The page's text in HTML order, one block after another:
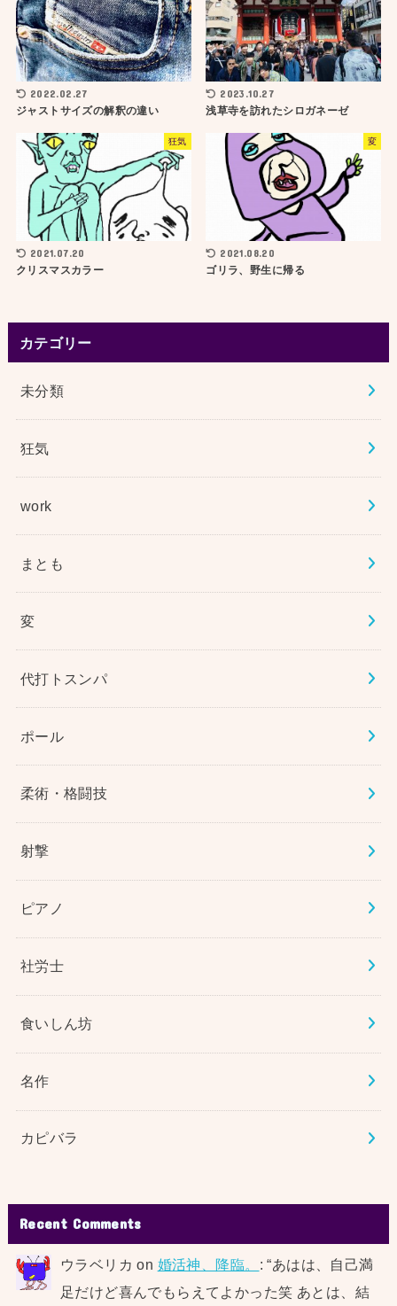
2022.02.27
ジャストサイズの解釈の違い
2023.10.27
浅草寺を訪れたシロガネーゼ
狂気
2021.07.20
クリスマスカラー
変
2021.08.20
ゴリラ、野生に帰る
カテゴリー
未分類
狂気
work
まとも
変
代打トスンパ
ポール
柔術・格闘技
射撃
ピアノ
社労士
食いしん坊
名作
カピバラ
Recent Comments
ウラベリカ on 婚活神、降臨。 : “あはは、自己満
足だけど喜んでもらえてよかった笑 あとは、結